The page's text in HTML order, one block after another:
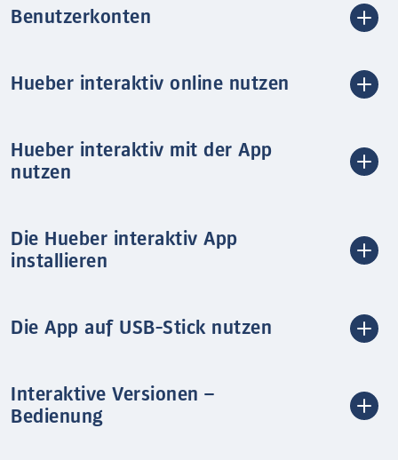
Benutzerkonten
Hueber interaktiv online nutzen
Hueber interaktiv mit der App
nutzen
Die Hueber interaktiv App
installieren
Die App auf USB-Stick nutzen
Interaktive Versionen –
Bedienung